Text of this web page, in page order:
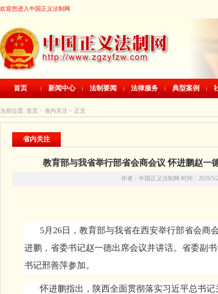
欢迎您进入中国正义法制网
首页 新闻中心 法制要闻 法律服务 典型案例
当前位置: 首页 > 省内关注 > 正文
省内关注
教育部与我省举行部省会商会议 怀进鹏赵一
作者：中国正义法制网 时间：2026/5/
5月26日，教育部与我省在西安举行部省会商
进鹏，省委书记赵一德出席会议并讲话。省委副
书记邢善萍参加。
怀进鹏指出，陕西全面贯彻落实习近平总书